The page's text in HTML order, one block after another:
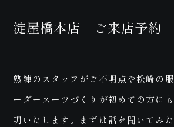
い
淀屋橋本店 ご来店予約
熟練のスタッフがご不明点や松崎の
ーダースーツづくりが初めての方に
明いたします。まずは話を聞いてみ